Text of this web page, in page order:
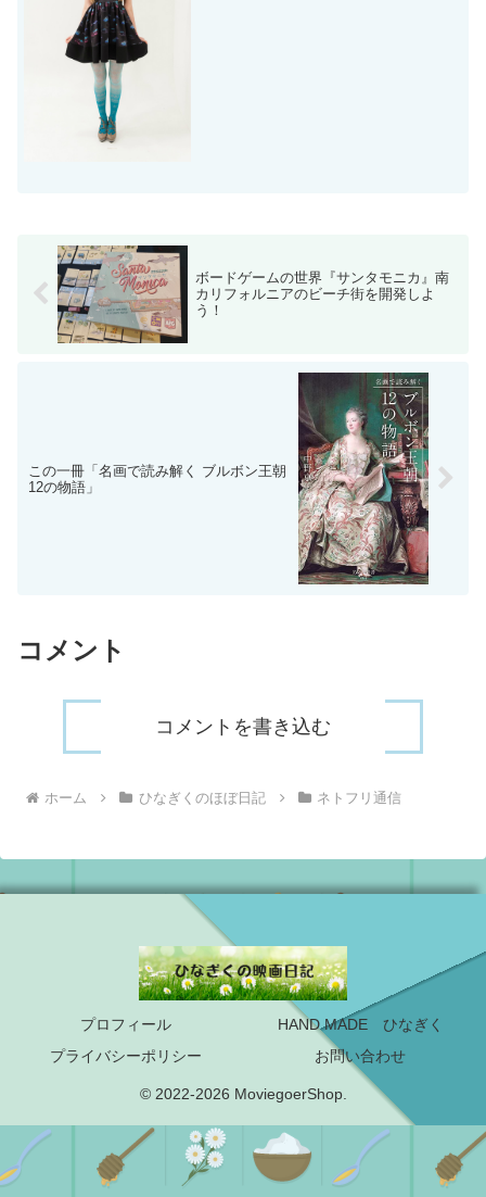
ボードゲームの世界『サンタモニカ』南
カリフォルニアのビーチ街を開発しよ
う！
この一冊「名画で読み解く ブルボン王朝
12の物語」
コメント
コメントを書き込む
ホーム ひなぎくのほぼ日記 ネトフリ通信
プロフィール
HAND MADE ひなぎく
プライバシーポリシー
お問い合わせ
© 2022-2026 MoviegoerShop.